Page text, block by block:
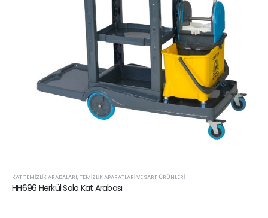
KAT TEMIZLIK ARABALARI,TEMIZLIK APARATLARI VE SARF ÜRÜNLERI
HH696 Herkül Solo Kat Arabası